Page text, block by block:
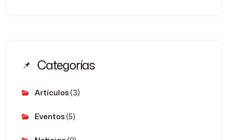
Categorías
Artículos(3)
Eventos(5)